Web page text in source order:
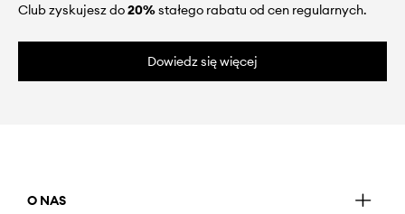
Club zyskujesz do20%stałego rabatu od cen regularnych.
Dowiedz się więcej
O NAS